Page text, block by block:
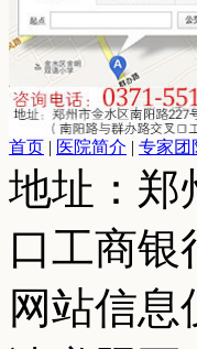
首页 | 医院简介 | 专家团
地址：郑
口工商银
网站信